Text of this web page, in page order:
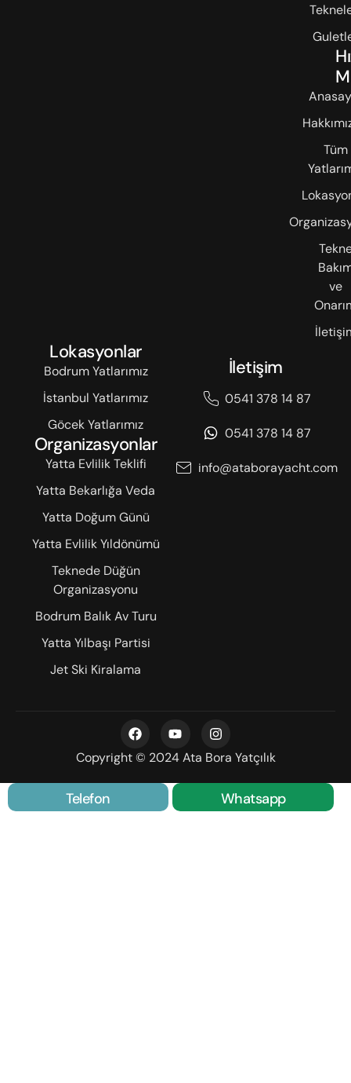
Tüm
ve
Lokasyonlar
Bodrum Yatlarımız
İstanbul Yatlarımız
Göcek Yatlarımız
Organizasyonlar
Yatta Evlilik Teklifi
Yatta Bekarlığa Veda
Yatta Doğum Günü
Yatta Evlilik Yıldönümü
Teknede Düğün
Organizasyonu
Bodrum Balık Av Turu
Yatta Yılbaşı Partisi
Jet Ski Kiralama
İletişim
0541 378 14 87
0541 378 14 87
info@ataborayacht.com
Copyright © 2024 Ata Bora Yatçılık
Telefon Whatsapp